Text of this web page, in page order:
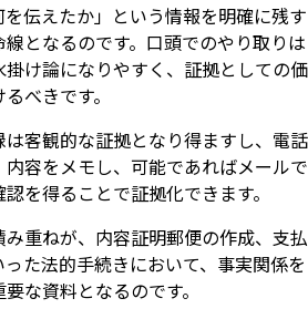
伝えたか」という情報を明確に残す
となるのです。口頭でのやり取りは
掛け論になりやすく、証拠としての価
べきです。
客観的な証拠となり得ますし、電話
容をメモし、可能であればメールで
を得ることで証拠化できます。
重ねが、内容証明郵便の作成、支払
た法的手続きにおいて、事実関係を
な資料となるのです。